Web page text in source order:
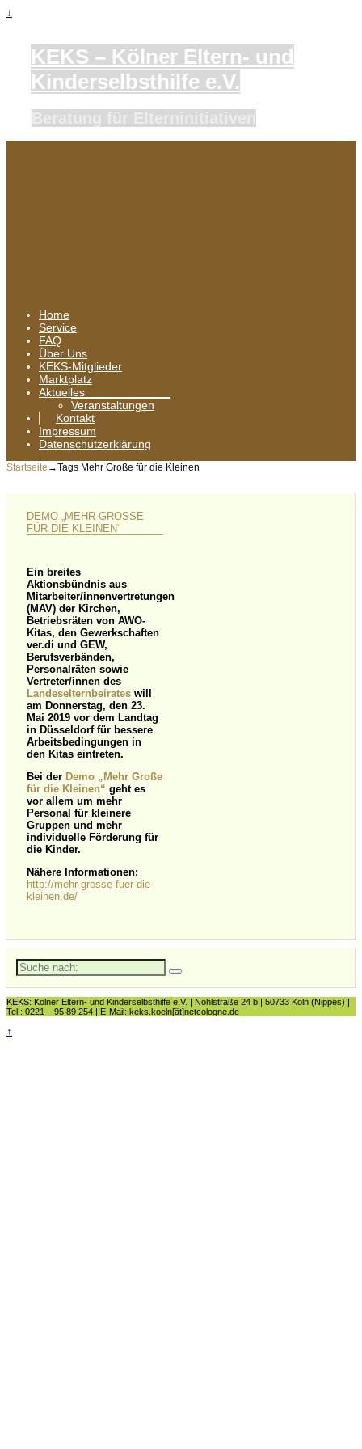
↓
KEKS – Kölner Eltern- und
Kinderselbsthilfe e.V.
Home
Service
FAQ
Über Uns
KEKS-Mitglieder
Marktplatz
Aktuelles
Veranstaltungen
Kontakt
Impressum
Datenschutzerklärung
Startseite →Tags Mehr Große für die Kleinen
DEMO „MEHR GROSSE F
ÜR DIE KLEINEN“
Ein breites
Aktionsbündnis aus
Mitarbeiter/innenvertretungen
(MAV) der Kirchen,
Betriebsräten von AWO-
Kitas, den Gewerkschaften
ver.di und GEW,
Berufsverbänden,
Personalräten sowie
Vertreter/innen des
Landeselternbeirates will
amDonnerstag, den 23.
Mai 2019 vor dem Landtag
in Düsseldorf für bessere
Arbeitsbedingungen in
den Kitas eintreten.
Bei der Demo „Mehr Große
für die Kleinen“ geht es
vor allem um mehr
Personal für kleinere
Gruppen und mehr
individuelle Förderung für
die Kinder.
Nähere Informationen:
http://mehr-grosse-fuer-die-
kleinen.de/
Suche
nach:
KEKS: Kölner Eltern- und Kinderselbsthilfe e.V. | Nohlstraße 24 b | 50733 Köln (Nippes) |
Tel.: 0221 – 95 89 254 | E-Mail: keks.koeln[ät]netcologne.de
↑